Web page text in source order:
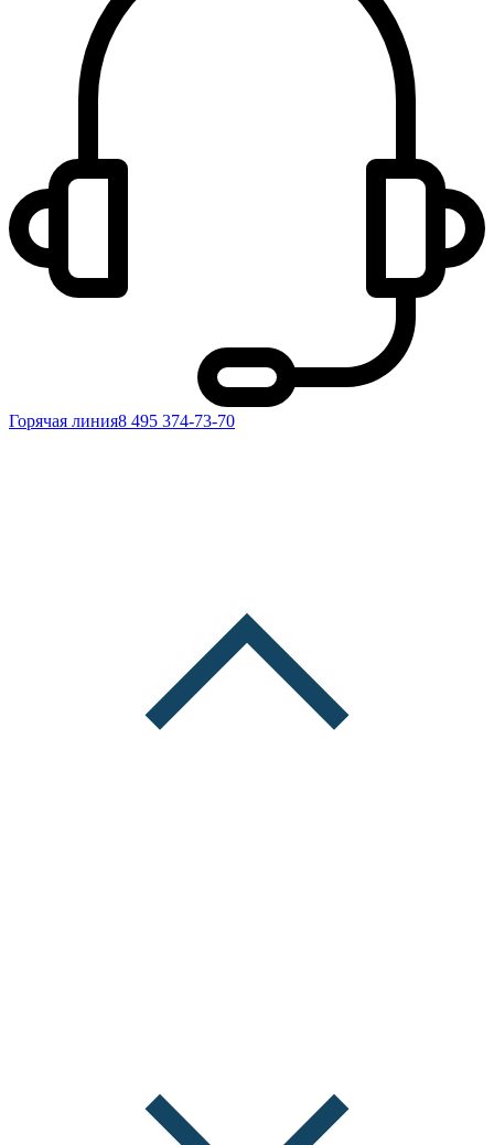
Горячая линия8 495 374-73-70